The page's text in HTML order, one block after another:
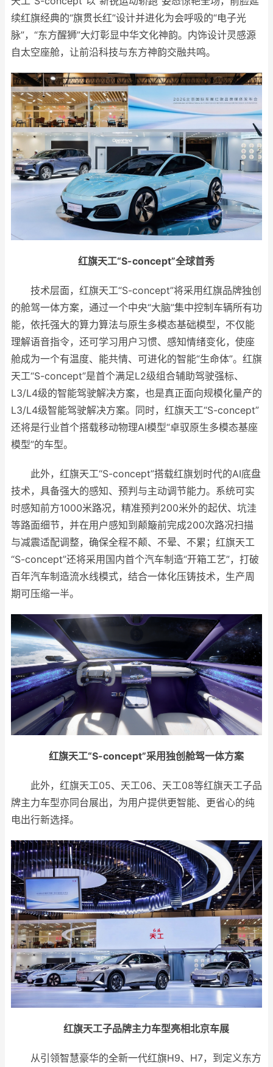
续红旗经典的“旗贯长红”设计并进化为会呼吸的“电子光
脉”，“东方醒狮”大灯彰显中华文化神韵。内饰设计灵感源
自太空座舱，让前沿科技与东方神韵交融共鸣。
红旗天工“S-concept”全球首秀
技术层面，红旗天工“S-concept”将采用红旗品牌独创
的舱驾一体方案，通过一个中央“大脑”集中控制车辆所有功
能，依托强大的算力算法与原生多模态基础模型，不仅能
理解语音指令，还可学习用户习惯、感知情绪变化，使座
舱成为一个有温度、能共情、可进化的智能“生命体”。红旗
天工“S-concept”是首个满足L2级组合辅助驾驶强标、
L3/L4级的智能驾驶解决方案，也是真正面向规模化量产的
L3/L4级智能驾驶解决方案。同时，红旗天工“S-concept”
还将是行业首个搭载移动物理AI模型“卓驭原生多模态基座
模型”的车型。
此外，红旗天工“S-concept”搭载红旗划时代的AI底盘
技术，具备强大的感知、预判与主动调节能力。系统可实
时感知前方1000米路况，精准预判200米外的起伏、坑洼
等路面细节，并在用户感知到颠簸前完成200次路况扫描
与减震适配调整，确保全程不颠、不晕、不累；红旗天工
“S-concept”还将采用国内首个汽车制造“开箱工艺”，打破
百年汽车制造流水线模式，结合一体化压铸技术，生产周
期可压缩一半。
红旗天工“S-concept”采用独创舱驾一体方案
此外，红旗天工05、天工06、天工08等红旗天工子品
牌主力车型亦同台展出，为用户提供更智能、更省心的纯
电出行新选择。
红旗天工子品牌主力车型亮相北京车展
从引领智慧豪华的全新一代红旗H9、H7，到定义东方